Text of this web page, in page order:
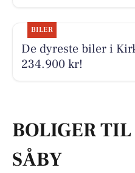
BILER
De dyreste biler i
234.900 kr!
BOLIGER
SÅBY